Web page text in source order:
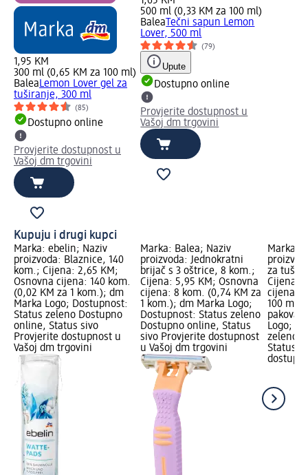
1,95 KM
300 ml (0,65 KM za 100 ml)
BaleaLemon Lover gel za
tuširanje, 300 ml
(85)
Dostupno online
Provjerite dostupnost u
Vašoj dm trgovini
500 ml (0,33 KM za 100 ml)
Balea Tečni sapun Lemon
Lover, 500 ml
(79)
Upute
Dostupno online
Provjerite dostupnost u
Vašoj dm trgovini
Kupuju i drugi kupci
Marka: ebelin; Naziv
proizvoda: Blaznice, 140
kom.; Cijena: 2,65 KM;
Osnovna cijena: 140 kom.
(0,02 KM za 1 kom.); dm
Marka Logo; Dostupnost:
Status zeleno Dostupno
online, Status sivo
Provjerite dostupnost u
Vašoj dm trgovini
Marka: Balea; Naziv
proizvoda: Jednokratni
brijač s 3 oštrice, 8 kom.;
Cijena: 5,95 KM; Osnovna
cijena: 8 kom. (0,74 KM za
1 kom.); dm Marka Logo;
Dostupnost: Status zeleno
Dostupno online, Status
sivo Provjerite dostupnost
u Vašoj dm trgovini
Marka:
za
Cijena:
cijena:
100 ml);
Logo;
zeleno
Status